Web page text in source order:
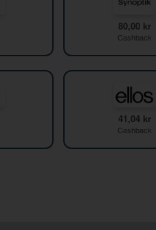
80,00 kr
Cashback
41,04 kr
Cashback